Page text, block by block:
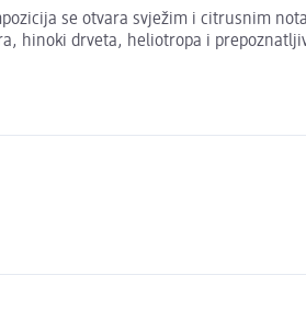
se otvara svježim i citrusnim
hinoki drveta, heliotropa i